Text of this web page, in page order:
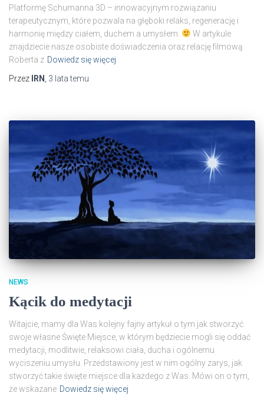
Platformę Schumanna 3D – innowacyjnym rozwiązaniu
terapeutycznym, które pozwala na głęboki relaks, regenerację i
harmonię między ciałem, duchem a umysłem.
W artykule
znajdziecie nasze osobiste doświadczenia oraz relację filmową
Roberta z Dowiedz się więcej
Przez
IRN 3 latatemu
NEWS
Kącik do medytacji
Witajcie, mamy dla Was kolejny fajny artykuł o tym jak stworzyć
swoje własne Święte Miejsce, w którym będziecie mogli się oddać
medytacji, modlitwie, relaksowi ciała, ducha i ogólnemu
wyciszeniu umysłu. Przedstawiony jest w nim ogólny zarys, jak
stworzyć takie święte miejsce dla każdego z Was. Mówi on o tym,
że wskazane Dowiedz się więcej